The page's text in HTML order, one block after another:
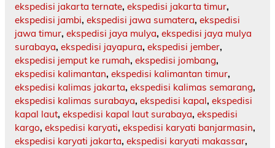
ekspedisi jakarta ternate, ekspedisi jakarta timur,
ekspedisi jambi, ekspedisi jawa sumatera, ekspedisi
jawa timur, ekspedisi jaya mulya, ekspedisi jaya mulya
surabaya, ekspedisi jayapura, ekspedisi jember,
ekspedisi jemput ke rumah, ekspedisi jombang,
ekspedisi kalimantan, ekspedisi kalimantan timur,
ekspedisi kalimas jakarta, ekspedisi kalimas semarang,
ekspedisi kalimas surabaya, ekspedisi kapal, ekspedisi
kapal laut, ekspedisi kapal laut surabaya, ekspedisi
kargo, ekspedisi karyati, ekspedisi karyati banjarmasin,
ekspedisi karyati jakarta, ekspedisi karyati makassar,